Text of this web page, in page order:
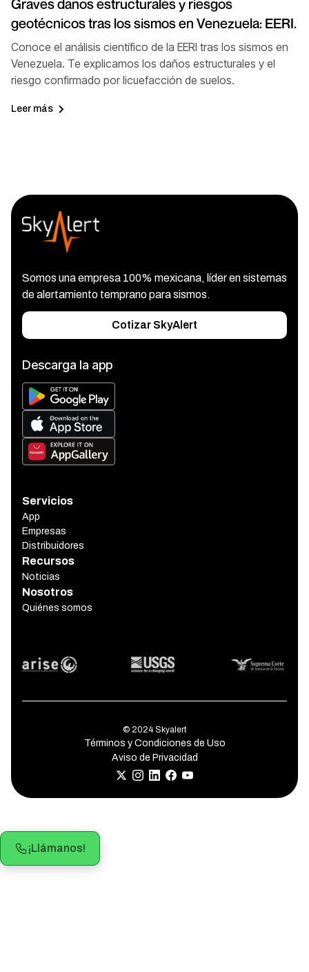
Graves daños estructurales y riesgos
geotécnicos tras los sismos en Venezuela: EERI.
Conoce el análisis científico de la EERI tras los sismos en
Venezuela. Te explicamos los daños estructurales y el
riesgo confirmado por licuefacción de suelos.
Leer más
Somos una empresa 100% mexicana, líder en sistemas
de alertamiento temprano para sismos.
Cotizar SkyAlert
Descarga la app
Servicios
App
Empresas
Distribuidores
Recursos
Noticias
Nosotros
Quiénes somos
© 2024 Skyalert
Términos y Condiciones de Uso
Aviso de Privacidad
¡Llámanos!